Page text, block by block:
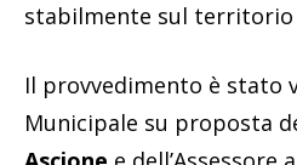
stabilmente sul
Il provvedimento è stato
Municipale su proposta